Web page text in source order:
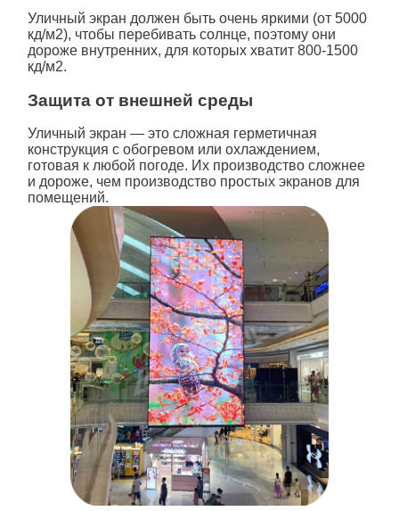
Уличный экран должен быть очень яркими (от 5000
кд/м2), чтобы перебивать солнце, поэтому они
дороже внутренних, для которых хватит 800-1500
кд/м2.
Защита от внешней среды
Уличный экран — это сложная герметичная
конструкция с обогревом или охлаждением,
готовая к любой погоде. Их производство сложнее
и дороже, чем производство простых экранов для
помещений.